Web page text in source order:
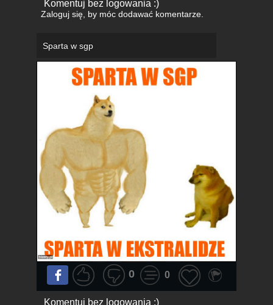
Komentuj bez logowania :)
Zaloguj się, by móc dodawać komentarze.
Sparta w sgp
0 0
Komentuj bez logowania :)